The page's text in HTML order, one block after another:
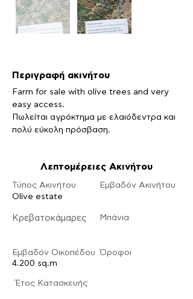
Περιγραφή ακινήτου
Farm for sale with olive trees and very
easy access.
Πωλείται αγρόκτημα με ελαιόδεντρα και
πολύ εύκολη πρόσβαση.
Λεπτομέρειες Ακινήτου
Τύπος Ακινήτου
Olive estate
Κρεβατοκάμαρες
Εμβαδόν Οικοπέδου
4.200 sq.m
Εμβαδόν Ακινήτου
Μπάνια
Όροφοι
​Έτος Κατασκευής